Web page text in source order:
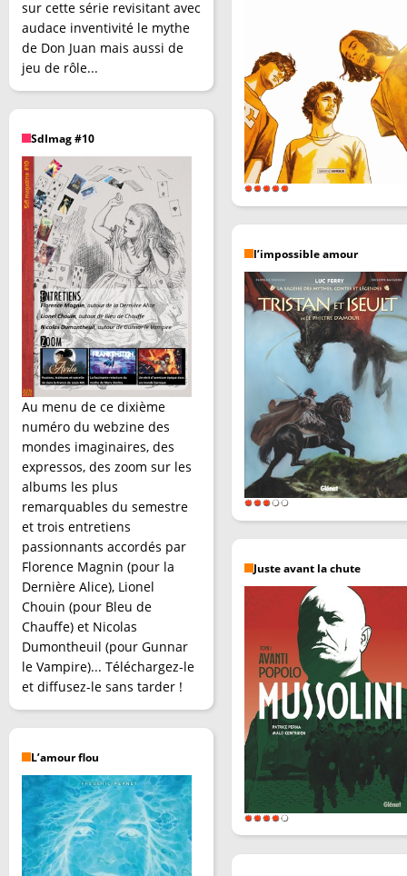
sur cette série revisitant avec
audace inventivité le mythe
de Don Juan mais aussi de
jeu de rôle...
SdImag #10
Au menu de ce dixième
numéro du webzine des
mondes imaginaires, des
expressos, des zoom sur les
albums les plus
remarquables du semestre
et trois entretiens
passionnants accordés par
Florence Magnin (pour la
Dernière Alice), Lionel
Chouin (pour Bleu de
Chauffe) et Nicolas
Dumontheuil (pour Gunnar
le Vampire)... Téléchargez-le
et diffusez-le sans tarder !
L’amour flou
l’impossible amour
Juste avant la chute